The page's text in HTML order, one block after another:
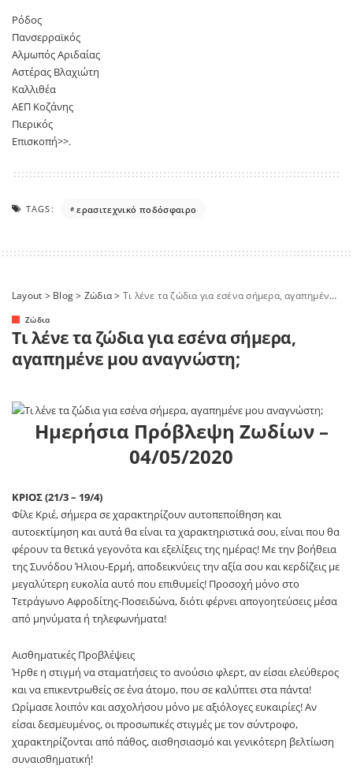
Ρόδος
Πανσερραϊκός
Αλμωπός Αριδαίας
Αστέρας Βλαχιώτη
Καλλιθέα
ΑΕΠ Κοζάνης
Πιερικός
Επισκοπή>>.
TAGS: ερασιτεχνικό ποδόσφαιρο
Layout > Blog> Ζώδια> Τι λένε τα ζώδια για εσένα σήμερα, αγαπημένε μου αναγνώστη;
Ζώδια
Τι λένε τα ζώδια για εσένα σήμερα,
αγαπημένε μου αναγνώστη;
Ημερήσια Πρόβλεψη Ζωδίων –
04/05/2020
ΚΡΙΟΣ (21/3 – 19/4)
Φίλε Κριέ, σήμερα σε χαρακτηρίζουν αυτοπεποίθηση και
αυτοεκτίμηση και αυτά θα είναι τα χαρακτηριστικά σου, είναι που θα
φέρουν τα θετικά γεγονότα και εξελίξεις της ημέρας! Με την βοήθεια
της Συνόδου Ήλιου-Ερμή, αποδεικνύεις την αξία σου και κερδίζεις με
μεγαλύτερη ευκολία αυτό που επιθυμείς! Προσοχή μόνο στο
Τετράγωνο Αφροδίτης-Ποσειδώνα, διότι φέρνει απογοητεύσεις μέσα
από μηνύματα ή τηλεφωνήματα!
Αισθηματικές Προβλέψεις
Ήρθε η στιγμή να σταματήσεις το ανούσιο φλερτ, αν είσαι ελεύθερος
και να επικεντρωθείς σε ένα άτομο, που σε καλύπτει στα πάντα!
Ωρίμασε λοιπόν και ασχολήσου μόνο με αξιόλογες ευκαιρίες! Αν
είσαι δεσμευμένος, οι προσωπικές στιγμές με τον σύντροφο,
χαρακτηρίζονται από πάθος, αισθησιασμό και γενικότερη βελτίωση
συναισθηματική!